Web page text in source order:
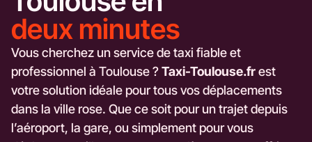
deux minutes
Vous cherchez un service de taxi fiable et
professionnel à Toulouse ?Taxi-Toulouse.frest
votre solution idéale pour tous vos déplacements
dans la ville rose. Que ce soit pour un trajet depuis
l’aéroport, la gare, ou simplement pour vous